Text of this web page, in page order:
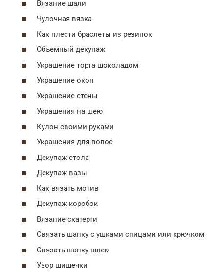
Вязание шали
Чулочная вязка
Как плести браслеты из резинок
Объемный декупаж
Украшение торта шоколадом
Украшение окон
Украшение стены
Украшения на шею
Кулон своими руками
Украшения для волос
Декупаж стола
Декупаж вазы
Как вязать мотив
Декупаж коробок
Вязание скатерти
Связать шапку с ушками спицами или крючком
Связать шапку шлем
Узор шишечки